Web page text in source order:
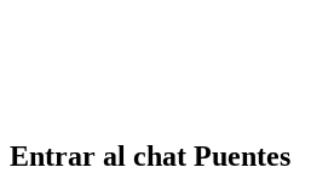
Entrar al chat Puentes